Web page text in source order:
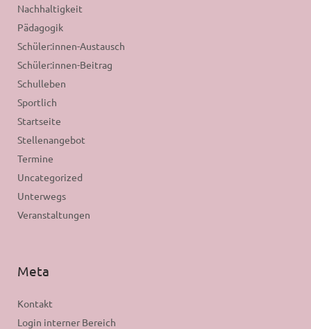
Nachhaltigkeit
Pädagogik
Schüler:innen-Austausch
Schüler:innen-Beitrag
Schulleben
Sportlich
Startseite
Stellenangebot
Termine
Uncategorized
Unterwegs
Veranstaltungen
Meta
Kontakt
Login interner Bereich